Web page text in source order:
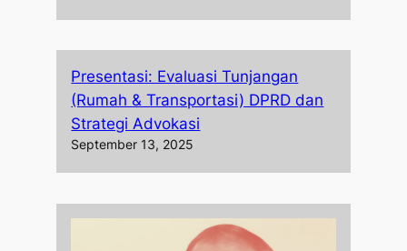
Presentasi: Evaluasi Tunjangan
(Rumah & Transportasi) DPRD dan
Strategi Advokasi
September 13, 2025